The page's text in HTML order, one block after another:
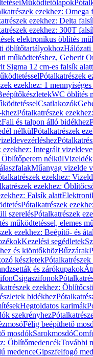
Működtetőlapok
ezekhez:
ezekhez: Delta
ezekhez: 300T
elektronikus öblítés
öblítőtartályokhozHálózati
működtetéshez, Geberit
Sigma 12 cm-es falsík
Pótalkatrészek
ezekhez: 1
WC öblítés
Csatlakozók
Pótalkatrészek
Fali és talpon álló bidékhez
nélkülPótalkatrészek
ezekhez: Integrált
Öblítőperem nélkül
Műanyag vizelde
ezekhez:
ezekhez:
Falsík alatt
Pótalkatrészek
szerelésPótalkatrészek
működtetéssel, elemes
ezekhez: Beépítő- és
Kezelési segédletek
és kiöntőkhözBűzzárak
készletek
és zárókupakok
Csigaszifonok
ezekhez:
bidékhez
Hegtoldatos karimák
szekrényhez
Félig beépíthető
mosdókSarokmosdó
ÖblítőmedencékTovábbi
medenceGipszfelfogó